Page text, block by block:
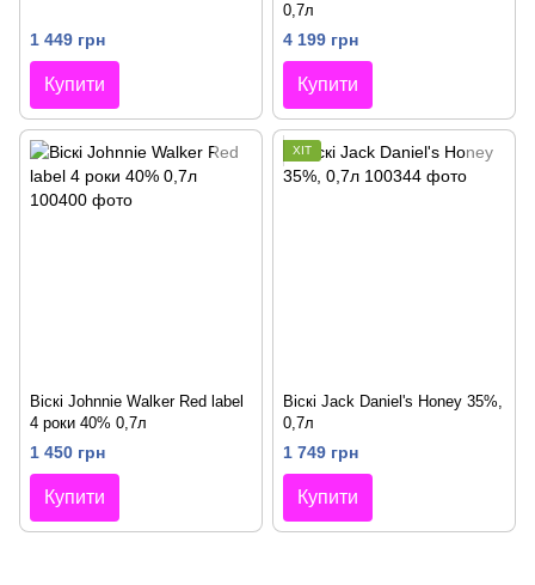
1 449 грн
Купити
0,7л
4 199 грн
Купити
Віскі Johnnie Walker Red label
4 роки 40% 0,7л
1 450 грн
Купити
ХІТ
Віскі Jack Daniel's Honey 35%,
0,7л
1 749 грн
Купити